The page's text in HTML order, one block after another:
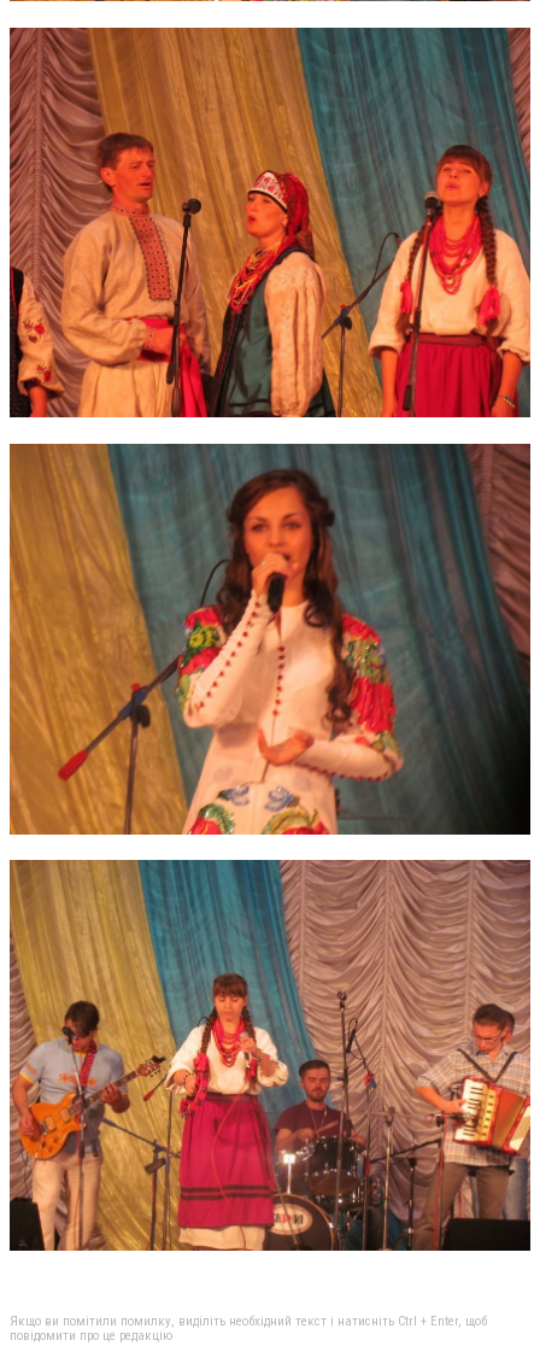
Якщо ви помітили помилку, виділіть необхідний текст і натисніть Ctrl + Enter, щоб
повідомити про це редакцію